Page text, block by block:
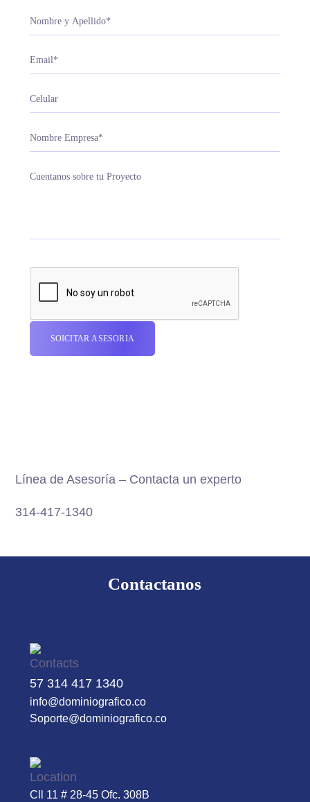
Línea de Asesoría – Contacta un experto
314-417-1340
Contactanos
57 314 417 1340
info@dominiografico.co
Soporte@dominiografico.co
Cll 11 # 28-45 Ofc. 308B